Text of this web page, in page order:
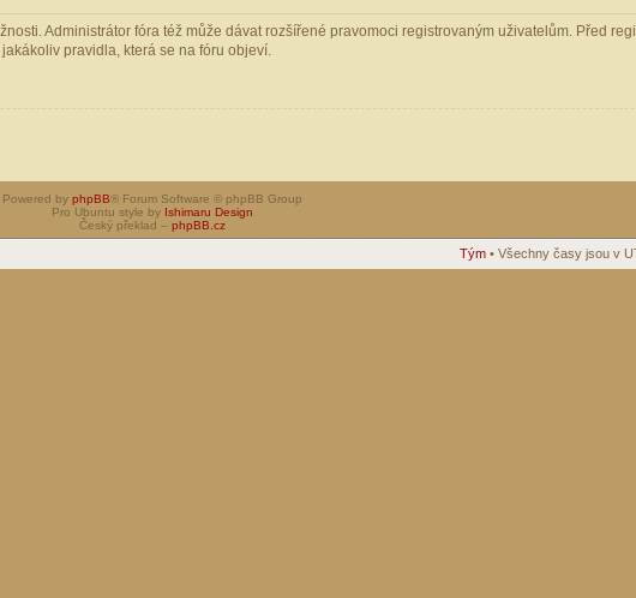
Administrátor fóra též může dávat rozšířené pravomoci registrovaným uživatelům. Před
pravidla, která se na fóru objeví.
Powered by phpBB® Forum Software © phpBB Group
Pro Ubuntu style by Ishimaru Design
Český překlad – phpBB.cz
Tým • Všechny časy jsou v